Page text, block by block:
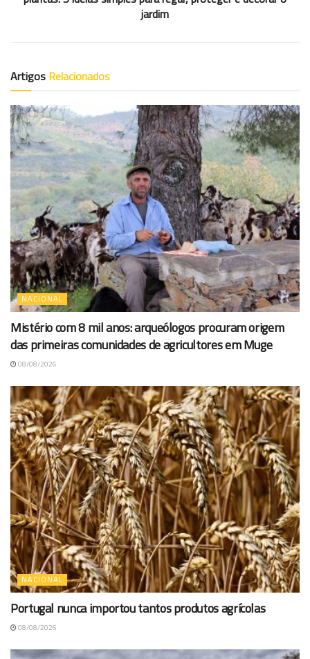
jardim
Artigos Relacionados
NACIONAL
Mistério com 8 mil anos: arqueólogos procuram origem
das primeiras comunidades de agricultores em Muge
08/08/2026
NACIONAL
Portugal nunca importou tantos produtos agrícolas
08/08/2026